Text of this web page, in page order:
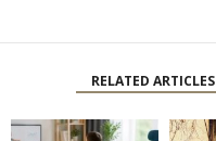
RELATED ARTICLES